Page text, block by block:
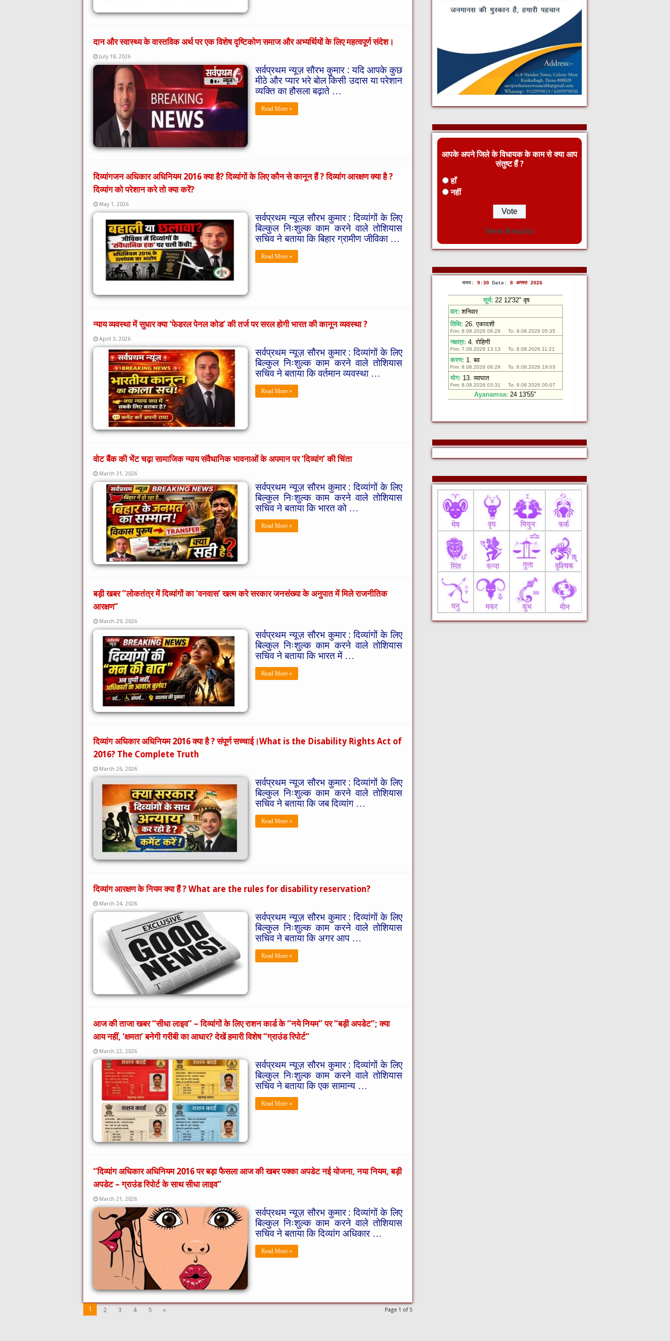
दान और स्वास्थ्य के वास्तविक अर्थ पर एक विशेष दृष्टिकोण समाज और अभ्यर्थियों के लिए महत्वपूर्ण संदेश।
July 18, 2026
सर्वप्रथम न्यूज़ सौरभ कुमार : यदि आपके कुछ
मीठे और प्यार भरे बोल किसी उदास या परेशान
व्यक्ति का हौसला बढ़ाते …
Read More »
दिव्यांगजन अधिकार अधिनियम 2016 क्या है? दिव्यांगों के लिए कौन से कानून हैं ? दिव्यांग आरक्षण क्या है ?
दिव्यांग को परेशान करे तो क्या करें?
May 1, 2026
सर्वप्रथम न्यूज़ सौरभ कुमार : दिव्यांगों के लिए
बिल्कुल निःशुल्क काम करने वाले तोशियास
सचिव ने बताया कि बिहार ग्रामीण जीविका …
Read More »
न्याय व्यवस्था में सुधार क्या ‘फेडरल पेनल कोड’ की तर्ज पर सरल होगी भारत की कानून व्यवस्था ?
April 3, 2026
सर्वप्रथम न्यूज़ सौरभ कुमार : दिव्यांगों के लिए
बिल्कुल निःशुल्क काम करने वाले तोशियास
सचिव ने बताया कि वर्तमान व्यवस्था …
Read More »
वोट बैंक की भेंट चढ़ा सामाजिक न्याय संवैधानिक भावनाओं के अपमान पर ‘दिव्यांग’ की चिंता
March 31, 2026
सर्वप्रथम न्यूज़ सौरभ कुमार : दिव्यांगों के लिए
बिल्कुल निःशुल्क काम करने वाले तोशियास
सचिव ने बताया कि भारत को …
Read More »
बड़ी खबर ​”लोकतंत्र में दिव्यांगों का ‘वनवास’ खत्म करे सरकार जनसंख्या के अनुपात में मिले राजनीतिक
आरक्षण”
March 29, 2026
सर्वप्रथम न्यूज़ सौरभ कुमार : दिव्यांगों के लिए
बिल्कुल निःशुल्क काम करने वाले तोशियास
सचिव ने बताया कि भारत में …
Read More »
दिव्यांग अधिकार अधिनियम 2016 क्या है ? संपूर्ण सच्चाई।What is the Disability Rights Act of
2016? The Complete Truth
March 26, 2026
सर्वप्रथम न्यूज सौरभ कुमार : दिव्यांगों के लिए
बिल्कुल निःशुल्क काम करने वाले तोशियास
सचिव ने बताया कि जब दिव्यांग …
Read More »
दिव्यांग आरक्षण के नियम क्या हैं ? What are the rules for disability reservation?
March 24, 2026
सर्वप्रथम न्यूज़ सौरभ कुमार : दिव्यांगों के लिए
बिल्कुल निःशुल्क काम करने वाले तोशियास
सचिव ने बताया कि अगर आप …
Read More »
आज की ताजा खबर “सीधा लाइव” – दिव्यांगों के लिए राशन कार्ड के “नये नियम” पर “बड़ी अपडेट”; क्या
आय नहीं, ‘क्षमता’ बनेगी गरीबी का आधार? देखें हमारी विशेष “ग्राउंड रिपोर्ट”
March 22, 2026
सर्वप्रथम न्यूज़ सौरभ कुमार : दिव्यांगों के लिए
बिल्कुल निःशुल्क काम करने वाले तोशियास
सचिव ने बताया कि ​एक सामान्य …
Read More »
“दिव्यांग अधिकार अधिनियम 2016 पर बड़ा फैसला आज की खबर पक्का अपडेट नई योजना, नया नियम, बड़ी
अपडेट – ग्राउंड रिपोर्ट के साथ सीधा लाइव”
March 21, 2026
सर्वप्रथम न्यूज़ सौरभ कुमार : दिव्यांगों के लिए
बिल्कुल निःशुल्क काम करने वाले तोशियास
सचिव ने बताया कि दिव्यांग अधिकार …
Read More »
Page 1 of 5
1 2 3 4 5 »
आपके अपने जिले के विधायक के काम से क्या आप
संतुष्ट हैं ?
हाँ
नहीं
View Results